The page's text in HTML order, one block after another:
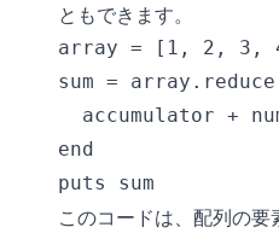
ともできます。
array = [1, 2, 3,
sum =
accumulator +
end
このコードは、配列の要